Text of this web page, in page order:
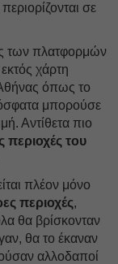
σε
των πλατφορμών
χάρτη
Αθήνας όπως το
μπορούσε
Αντίθετα πιο
περιοχές του
πλέον μόνο
περιοχές,
θα βρίσκονταν
θα το έκαναν
αλλοδαποί